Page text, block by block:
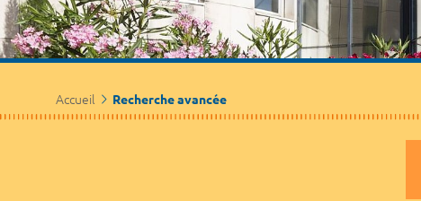
Accueil Recherche avancée